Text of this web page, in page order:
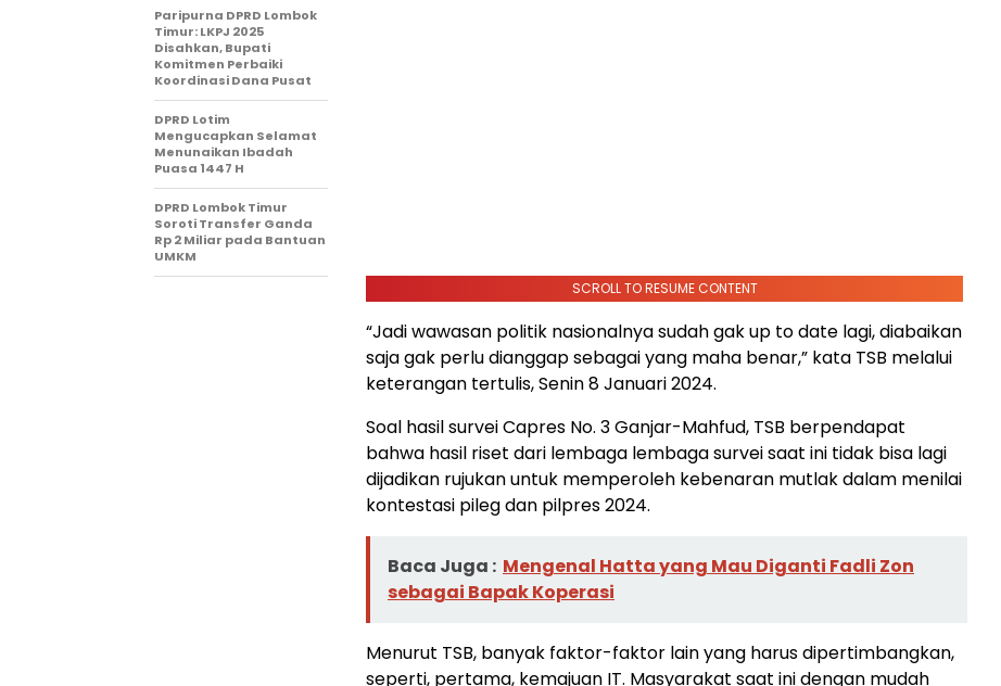
SCROLL TO RESUME CONTENT
“Jadi wawasan politik nasionalnya sudah gak up to date lagi, diabaikan
saja gak perlu dianggap sebagai yang maha benar,” kata TSB melalui
keterangan tertulis, Senin 8 Januari 2024.
Soal hasil survei Capres No. 3 Ganjar-Mahfud, TSB berpendapat
bahwa hasil riset dari lembaga lembaga survei saat ini tidak bisa lagi
dijadikan rujukan untuk memperoleh kebenaran mutlak dalam menilai
kontestasi pileg dan pilpres 2024.
Baca Juga : Mengenal Hatta yang Mau Diganti Fadli Zon
sebagai Bapak Koperasi
Menurut TSB, banyak faktor-faktor lain yang harus dipertimbangkan,
seperti, pertama, kemajuan IT. Masyarakat saat ini dengan mudah
Paripurna DPRD Lombok
Timur: LKPJ 2025
Disahkan, Bupati
Komitmen Perbaiki
Koordinasi Dana Pusat
DPRD Lotim
Mengucapkan Selamat
Menunaikan Ibadah
Puasa 1447 H
DPRD Lombok Timur
Soroti Transfer Ganda
Rp 2 Miliar pada Bantuan
UMKM